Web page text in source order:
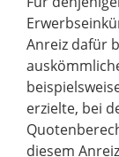
Anreiz dafür
erzielte, bei
diesem